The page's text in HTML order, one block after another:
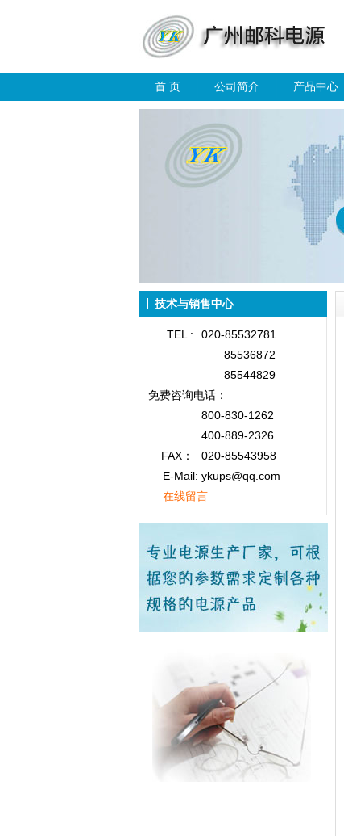
首 页 公司简介 产品中心
技术与销售中心
TEL :
020-85532781
85536872
85544829
免费咨询电话：
800-830-1262
400-889-2326
FAX：
020-85543958
E-Mail: ykups@qq.com
在线留言